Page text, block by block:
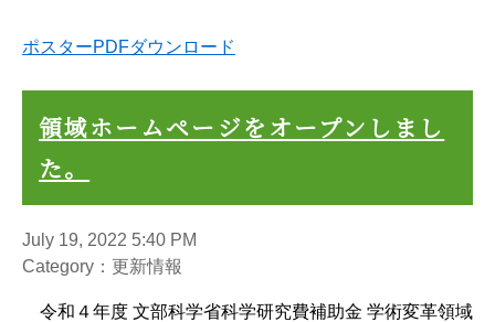
ポスターPDFダウンロード
領域ホームページをオープンしまし
た。
July 19, 2022 5:40 PM
Category：更新情報
令和４年度 文部科学省科学研究費補助金 学術変革領域